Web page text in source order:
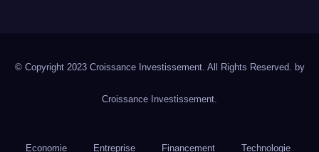
© Copyright 2023 Croissance Investissement. All Rights Reserved. by
Croissance Investissement.
Economie Entreprise Financement Technologie